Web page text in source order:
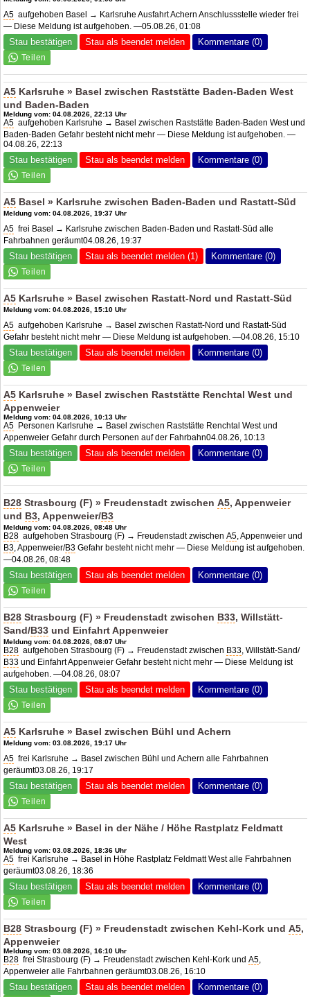
A5 aufgehoben Basel → Karlsruhe Ausfahrt Achern Anschlussstelle wieder frei
— Diese Meldung ist aufgehoben. —05.08.26, 01:08
Stau bestätigen Stau als beendet melden Kommentare (0)
A5 Karlsruhe » Basel zwischen Raststätte Baden-Baden West
und Baden-Baden
Meldung vom: 04.08.2026, 22:13 Uhr
A5 aufgehoben Karlsruhe → Basel zwischen Raststätte Baden-Baden West und
Baden-Baden Gefahr besteht nicht mehr — Diese Meldung ist aufgehoben. —
04.08.26, 22:13
Stau bestätigen Stau als beendet melden Kommentare (0)
A5 Basel » Karlsruhe zwischen Baden-Baden und Rastatt-Süd
Meldung vom: 04.08.2026, 19:37 Uhr
A5 frei Basel → Karlsruhe zwischen Baden-Baden und Rastatt-Süd alle
Fahrbahnen geräumt04.08.26, 19:37
Stau bestätigen Stau als beendet melden (1) Kommentare (0)
A5 Karlsruhe » Basel zwischen Rastatt-Nord und Rastatt-Süd
Meldung vom: 04.08.2026, 15:10 Uhr
A5 aufgehoben Karlsruhe → Basel zwischen Rastatt-Nord und Rastatt-Süd
Gefahr besteht nicht mehr — Diese Meldung ist aufgehoben. —04.08.26, 15:10
Stau bestätigen Stau als beendet melden Kommentare (0)
A5 Karlsruhe » Basel zwischen Raststätte Renchtal West und
Appenweier
Meldung vom: 04.08.2026, 10:13 Uhr
A5 Personen Karlsruhe → Basel zwischen Raststätte Renchtal West und
Appenweier Gefahr durch Personen auf der Fahrbahn04.08.26, 10:13
Stau bestätigen Stau als beendet melden Kommentare (0)
B28 Strasbourg (F) » Freudenstadt zwischenA5, Appenweier
und B3, Appenweier/B3
Meldung vom: 04.08.2026, 08:48 Uhr
B28 aufgehoben Strasbourg (F) → Freudenstadt zwischenA5, Appenweier und
B3, Appenweier/B3 Gefahr besteht nicht mehr — Diese Meldung ist aufgehoben.
—04.08.26, 08:48
Stau bestätigen Stau als beendet melden Kommentare (0)
B28 Strasbourg (F) » Freudenstadt zwischen B33, Willstätt-
Sand/B33 und Einfahrt Appenweier
Meldung vom: 04.08.2026, 08:07 Uhr
B28 aufgehoben Strasbourg (F) → Freudenstadt zwischen B33, Willstätt-Sand/
B33 und Einfahrt Appenweier Gefahr besteht nicht mehr — Diese Meldung ist
aufgehoben. —04.08.26, 08:07
Stau bestätigen Stau als beendet melden Kommentare (0)
A5 Karlsruhe » Basel zwischen Bühl und Achern
Meldung vom: 03.08.2026, 19:17 Uhr
A5 frei Karlsruhe → Basel zwischen Bühl und Achern alle Fahrbahnen
geräumt03.08.26, 19:17
Stau bestätigen Stau als beendet melden Kommentare (0)
A5 Karlsruhe » Basel in der Nähe / Höhe Rastplatz Feldmatt
West
Meldung vom: 03.08.2026, 18:36 Uhr
A5 frei Karlsruhe → Basel in Höhe Rastplatz Feldmatt West alle Fahrbahnen
geräumt03.08.26, 18:36
Stau bestätigen Stau als beendet melden Kommentare (0)
B28 Strasbourg (F) » Freudenstadt zwischen Kehl-Kork undA5,
Appenweier
Meldung vom: 03.08.2026, 16:10 Uhr
B28 frei Strasbourg (F) → Freudenstadt zwischen Kehl-Kork undA5,
Appenweier alle Fahrbahnen geräumt03.08.26, 16:10
Stau bestätigen Stau als beendet melden Kommentare (0)